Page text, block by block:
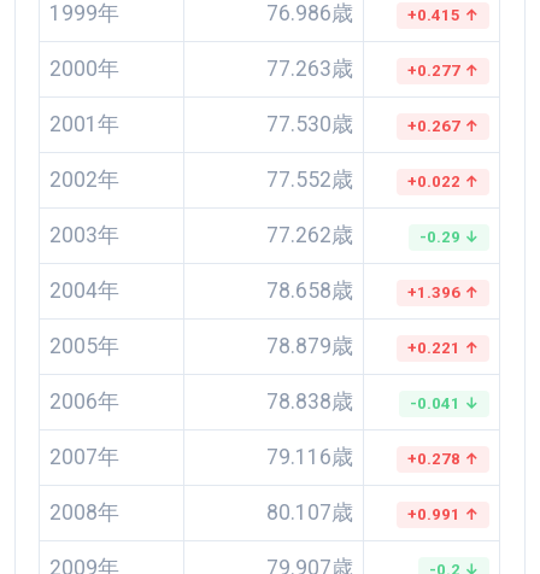
1999年 76.986歳 +0.415 ↑
2000年 77.263歳 +0.277 ↑
2001年 77.530歳 +0.267 ↑
2002年 77.552歳 +0.022 ↑
2003年 77.262歳 -0.29 ↓
2004年 78.658歳 +1.396 ↑
2005年 78.879歳 +0.221 ↑
2006年 78.838歳 -0.041 ↓
2007年 79.116歳 +0.278 ↑
2008年 80.107歳 +0.991 ↑
2009年 79.907歳 -0.2 ↓